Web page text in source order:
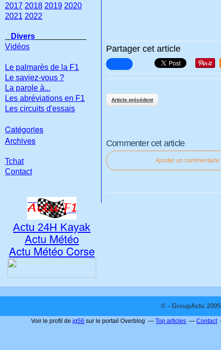
Partager cet article
Article précédent
Commenter cet article
Ajouter un commentaire
2017 2018 2019 2020
2021 2022
Divers
Vidéos
Le palmarès de la F1
Le saviez-vous ?
La parole à...
Les abréviations en F1
Les circuits d'essais
Catégories
Archives
Tchat
Contact
Actu 24H Kayak
Actu Météo
Actu Météo Corse
© - GroupActu
Voir le profil dejg56 sur le portail Overblog Top articles Contact